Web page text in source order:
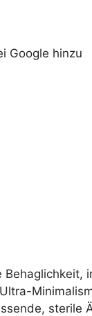
Google hinzu
sterile